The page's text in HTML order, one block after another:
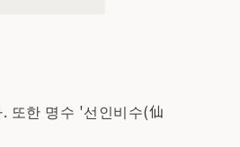
또한 명수 '선인비수(仙